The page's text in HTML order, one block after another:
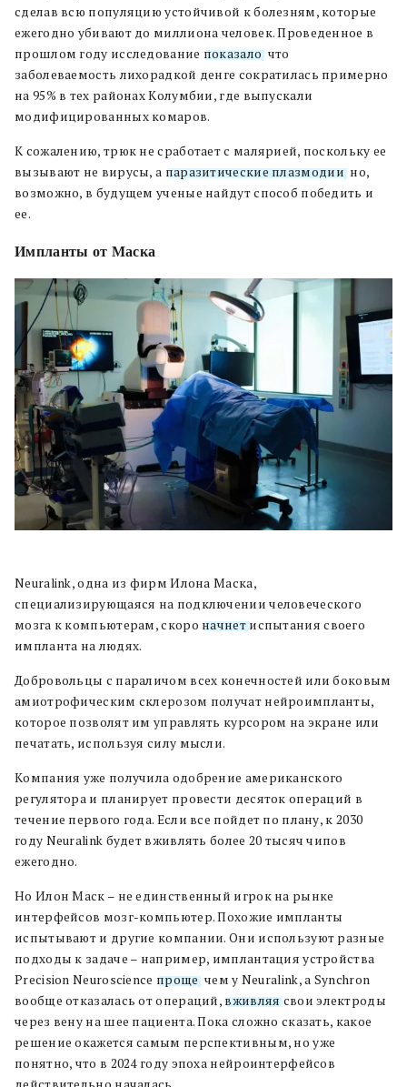
сделав всю популяцию устойчивой к болезням, которые
ежегодно убивают до миллиона человек. Проведенное в
прошлом году исследование показало, что
заболеваемость лихорадкой денге сократилась примерно
на 95% в тех районах Колумбии, где выпускали
модифицированных комаров.
К сожалению, трюк не сработает с малярией, поскольку ее
вызывают не вирусы, а паразитические плазмодии, но,
возможно, в будущем ученые найдут способ победить и
ее.
Импланты от Маска
Neuralink, одна из фирм Илона Маска,
специализирующаяся на подключении человеческого
мозга к компьютерам, скоро начнетиспытания своего
импланта на людях.
Добровольцы с параличом всех конечностей или боковым
амиотрофическим склерозом получат нейроимпланты,
которое позволят им управлять курсором на экране или
печатать, используя силу мысли.
Компания уже получила одобрение американского
регулятора и планирует провести десяток операций в
течение первого года. Если все пойдет по плану, к 2030
году Neuralink будет вживлять более 20 тысяч чипов
ежегодно.
Но Илон Маск – не единственный игрок на рынке
интерфейсов мозг-компьютер. Похожие импланты
испытывают и другие компании. Они используют разные
подходы к задаче – например, имплантация устройства
Precision Neuroscience проще, чем у Neuralink, а Synchron
вообще отказалась от операций, вживляясвои электроды
через вену на шее пациента. Пока сложно сказать, какое
решение окажется самым перспективным, но уже
понятно, что в 2024 году эпоха нейроинтерфейсов